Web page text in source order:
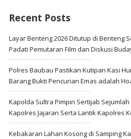
Recent Posts
Layar Benteng 2026 Ditutup di Benteng
Padati Pemutaran Film dan Diskusi
Polres Baubau Pastikan Kutipan Kasi
Barang Bukti Pencurian Emas adalah
Kapolda Sultra Pimpin Sertijab
Kapolres Jajaran Serta Lantik Kapolres
Kebakaran Lahan Kosong di Samping